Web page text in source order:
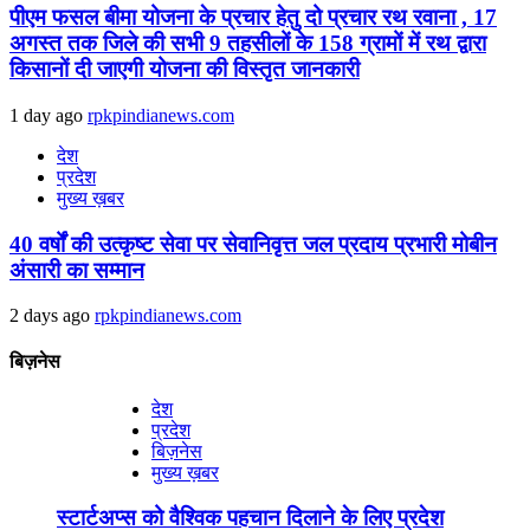
पीएम फसल बीमा योजना के प्रचार हेतु दो प्रचार रथ रवाना , 17
अगस्त तक जिले की सभी 9 तहसीलों के 158 ग्रामों में रथ द्वारा
किसानों दी जाएगी योजना की विस्तृत जानकारी
1 day ago rpkpindianews.com
देश
प्रदेश
मुख्य ख़बर
40 वर्षों की उत्कृष्ट सेवा पर सेवानिवृत्त जल प्रदाय प्रभारी मोबीन
अंसारी का सम्मान
2 days ago rpkpindianews.com
बिज़नेस
देश
प्रदेश
बिज़नेस
मुख्य ख़बर
स्टार्टअप्स को वैश्विक पहचान दिलाने के लिए प्रदेश